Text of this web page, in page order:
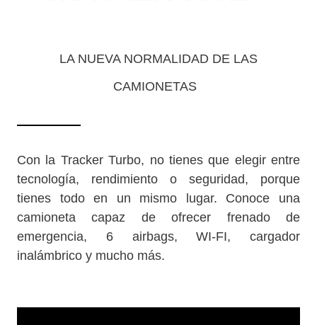
LA NUEVA NORMALIDAD DE LAS
CAMIONETAS
Con la Tracker Turbo, no tienes que elegir entre
tecnología, rendimiento o seguridad, porque
tienes todo en un mismo lugar. Conoce una
camioneta capaz de ofrecer frenado de
emergencia, 6 airbags, WI-FI, cargador
inalámbrico y mucho más.